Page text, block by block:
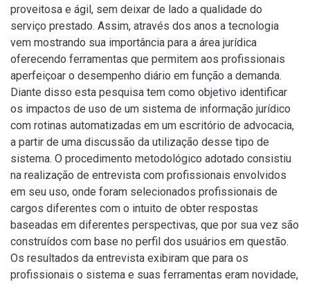
proveitosa e ágil, sem deixar de lado a qualidade do
serviço prestado. Assim, através dos anos a tecnologia
vem mostrando sua importância para a área jurídica
oferecendo ferramentas que permitem aos profissionais
aperfeiçoar o desempenho diário em função a demanda.
Diante disso esta pesquisa tem como objetivo identificar
os impactos de uso de um sistema de informação jurídico
com rotinas automatizadas em um escritório de advocacia,
a partir de uma discussão da utilização desse tipo de
sistema. O procedimento metodológico adotado consistiu
na realização de entrevista com profissionais envolvidos
em seu uso, onde foram selecionados profissionais de
cargos diferentes com o intuito de obter respostas
baseadas em diferentes perspectivas, que por sua vez são
construídos com base no perfil dos usuários em questão.
Os resultados da entrevista exibiram que para os
profissionais o sistema e suas ferramentas eram novidade,